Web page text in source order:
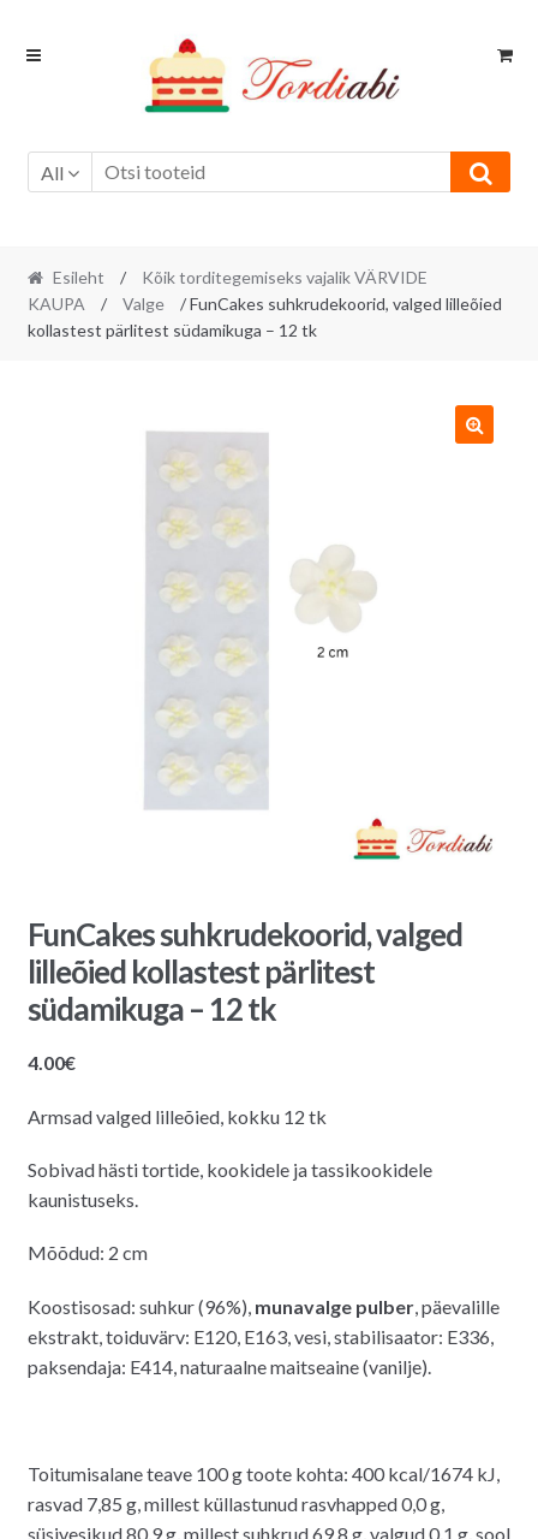
Skip
Skip
All
Esileht /
Kõik torditegemiseks vajalik VÄRVIDE
KAUPA
/ Valge
/ FunCakes suhkrudekoorid, valged lilleõied
kollastest pärlitest südamikuga – 12 tk
FunCakes suhkrudekoorid, valged
lilleõied kollastest pärlitest
südamikuga – 12 tk
4.00€
Armsad valged lilleõied, kokku 12 tk
Sobivad hästi tortide, kookidele ja tassikookidele
kaunistuseks.
Mõõdud: 2 cm
Koostisosad: suhkur (96%), munavalge pulber, päevalille
ekstrakt, toiduvärv: E120, E163, vesi, stabilisaator: E336,
paksendaja: E414, naturaalne maitseaine (vanilje).
Toitumisalane teave 100 g toote kohta: 400 kcal/1674 kJ,
rasvad 7,85 g, millest küllastunud rasvhapped 0,0 g,
süsivesikud 80,9 g, millest suhkrud 69,8 g, valgud 0.1 g, sool